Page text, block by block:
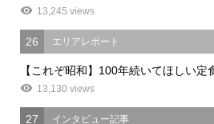
13,245 views
26 エリアレポート
【これぞ昭和】100年続いてほしい定
13,130 views
27 インタビュー記事